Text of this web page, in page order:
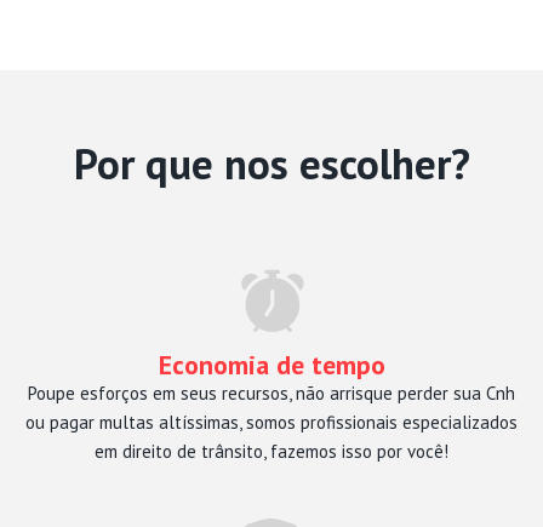
Por que nos escolher?
Economia de tempo
Poupe esforços em seus recursos, não arrisque perder sua Cnh
ou pagar multas altíssimas, somos profissionais especializados
em direito de trânsito, fazemos isso por você!